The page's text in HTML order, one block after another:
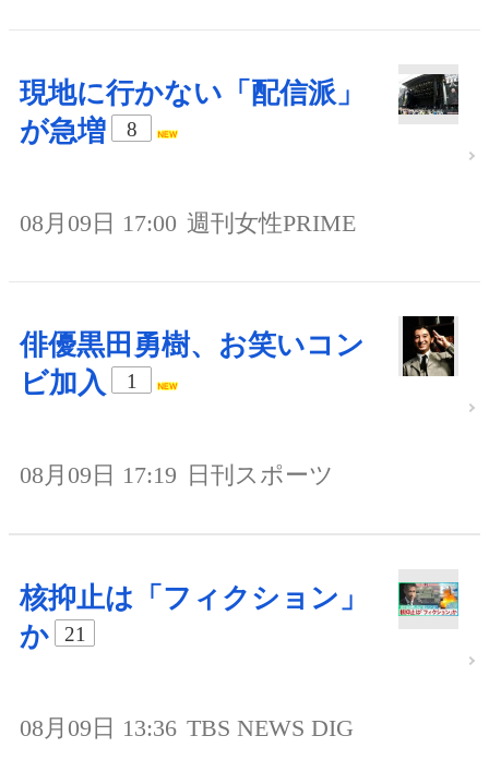
現地に行かない「配信派」
が急増
8
08月09日 17:00 週刊女性PRIME
俳優黒田勇樹、お笑いコン
ビ加入
1
08月09日 17:19 日刊スポーツ
核抑止は「フィクション」
か
21
08月09日 13:36 TBS NEWS DIG